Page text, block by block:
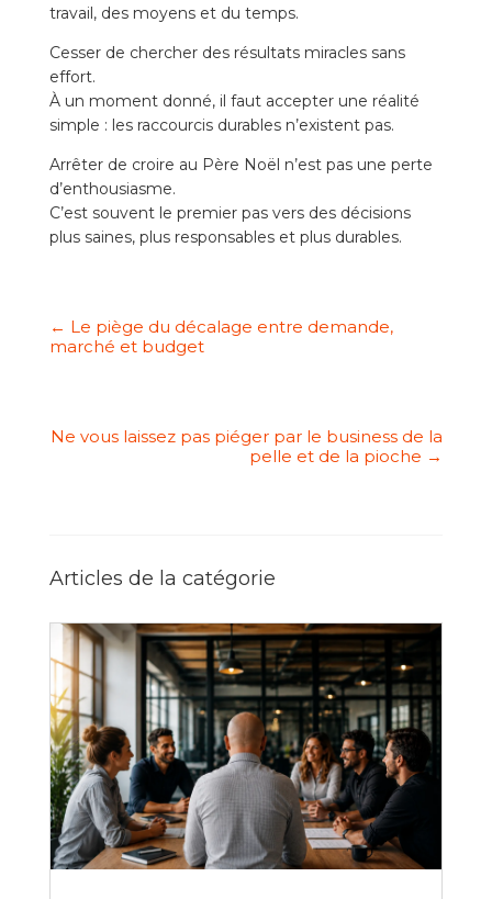
travail, des moyens et du temps.
Cesser de chercher des résultats miracles sans
effort.
À un moment donné, il faut accepter une réalité
simple : les raccourcis durables n’existent pas.
Arrêter de croire au Père Noël n’est pas une perte
d’enthousiasme.
C’est souvent le premier pas vers des décisions
plus saines, plus responsables et plus durables.
← Le piège du décalage entre demande,
marché et budget
Ne vous laissez pas piéger par le business de la
pelle et de la pioche →
Articles de la catégorie